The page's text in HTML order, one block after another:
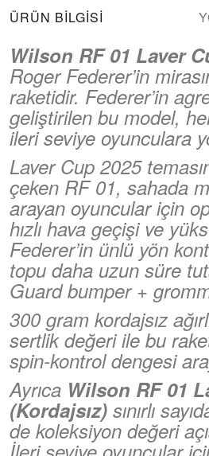
ÜRÜN BILGISI
Wilson RF 01 Laver
Roger Federer’in
raketidir. Federer’in
geliştirilen bu model,
ileri seviye oyunculara
Laver Cup 2025
çeken RF 01, sahada
arayan oyuncular için
hızlı hava geçişi ve
Federer’in ünlü yön
topu daha uzun süre
Guard bumper +
300 gram kordajsız
sertlik değeri ile bu
spin-kontrol dengesi
Ayrıca Wilson RF 01
(Kordajsız) sınırlı
de koleksiyon değeri